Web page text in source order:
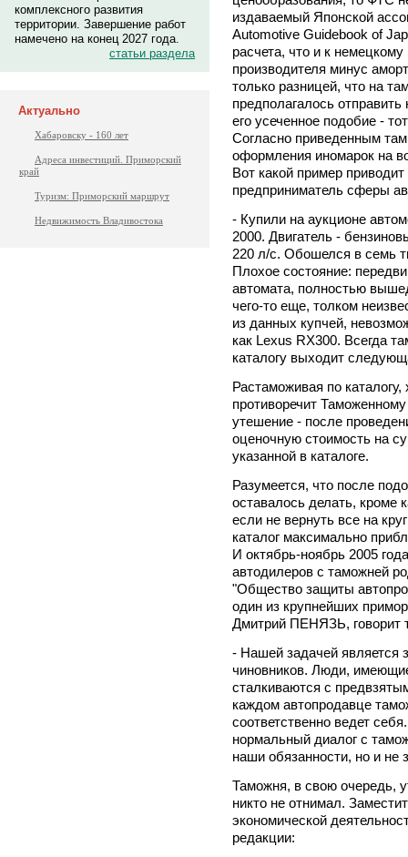
комплексного развития
территории. Завершение работ
намечено на конец 2027 года.
статьи раздела
Актуально
Хабаровску - 160 лет
Адреса инвестиций. Приморский
край
Туризм: Приморский маршрут
Недвижимость Владивостока
издаваемый Японской
Automotive Guidebook of
расчета, что и к
производителя минус
только разницей, что на
предполагалось
его усеченное подобие -
Согласно приведенным
оформления иномарок на
Вот какой пример
предприниматель сферы
- Купили на аукционе
2000. Двигатель -
220 л/с. Обошелся в семь
Плохое состояние:
автомата, полностью
чего-то еще, толком
из данных купчей,
как Lexus RX300. Всегда
каталогу выходит
Растаможивая по каталогу,
противоречит
утешение - после
оценочную стоимость на
указанной в каталоге.
Разумеется, что после
оставалось делать, кроме
если не вернуть все на
каталог максимально
И октябрь-ноябрь 2005
автодилеров с таможней
"Общество защиты
один из крупнейших
Дмитрий ПЕНЯЗЬ, говорит
- Нашей задачей является
чиновников. Люди,
сталкиваются с
каждом автопродавце
соответственно ведет
нормальный диалог с
наши обязанности, но и
Таможня, в свою очередь,
никто не отнимал.
экономической
редакции: